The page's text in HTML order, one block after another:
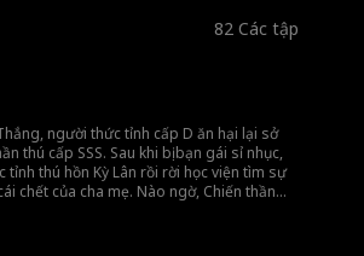
82 Các tập
người thức tỉnh cấp D ăn hại lại sở
thú cấp SSS. Sau khi bị bạn gái sỉ nhục,
tỉnh thú hồn Kỳ Lân rồi rời học viện tìm sự
chết của cha mẹ. Nào ngờ, Chiến thần